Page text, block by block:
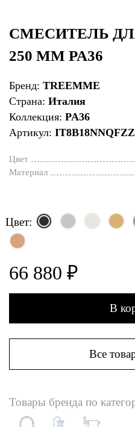
СМЕСИТЕЛЬ
250 ММ PA36
Бренд: TREEMME
Страна: Италия
Коллекция: PA36
Артикул: IT8B18NNQFZZ
Цвет
Материал
Цвет:
66 880 ₽
В
Все
Товары бренда по